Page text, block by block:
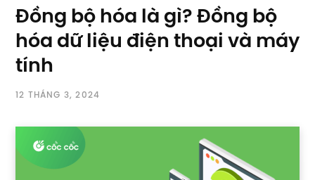
Đồng bộ hóa là gì? Đồng bộ
hóa dữ liệu điện thoại và máy
tính
12 THÁNG 3, 2024